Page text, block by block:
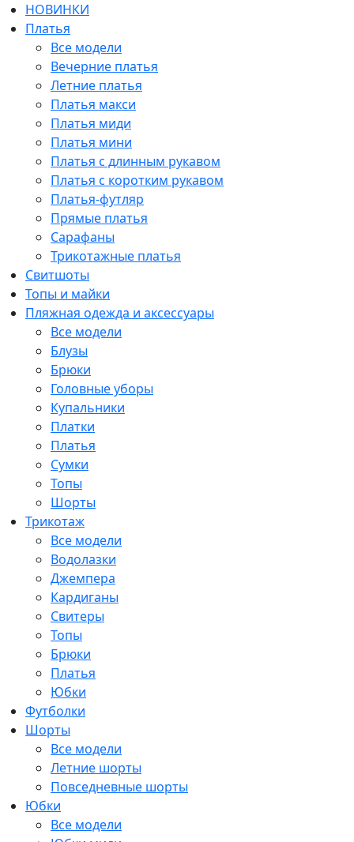
НОВИНКИ
Платья
Все модели
Вечерние платья
Летние платья
Платья макси
Платья миди
Платья мини
Платья с длинным рукавом
Платья с коротким рукавом
Платья-футляр
Прямые платья
Сарафаны
Трикотажные платья
Свитшоты
Топы и майки
Пляжная одежда и аксессуары
Все модели
Блузы
Брюки
Головные уборы
Купальники
Платки
Платья
Сумки
Топы
Шорты
Трикотаж
Все модели
Водолазки
Джемпера
Кардиганы
Свитеры
Топы
Брюки
Платья
Юбки
Футболки
Шорты
Все модели
Летние шорты
Повседневные шорты
Юбки
Все модели